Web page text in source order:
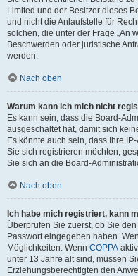
Limited und der Besitzer dieses
und nicht die Anlaufstelle für
solchen, die unter der Frage „An
Beschwerden oder juristische
werden.
Nach oben
Warum kann ich mich nicht
Es kann sein, dass die Board-
ausgeschaltet hat, damit sich
Es könnte auch sein, dass Ihre
Sie sich registrieren möchten,
Sie sich an die Board-
Nach oben
Ich habe mich registriert, kann
Überprüfen Sie zuerst, ob Sie
Passwort eingegeben haben.
Möglichkeiten. Wenn COPPA
unter 13 Jahre alt sind, müssen
Erziehungsberechtigten den